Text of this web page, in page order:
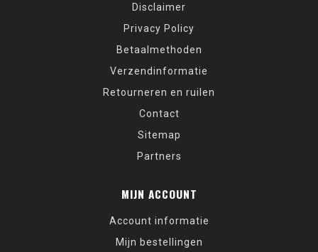
Disclaimer
Privacy Policy
Betaalmethoden
Verzendinformatie
Retourneren en ruilen
Contact
Sitemap
Partners
MIJN ACCOUNT
Account informatie
Mijn bestellingen